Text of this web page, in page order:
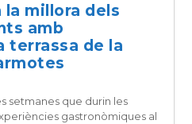
millora dels
amb
terrassa de la
setmanes que durin les
gastronòmiques al